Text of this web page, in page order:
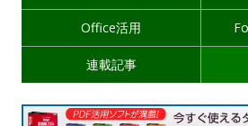
Office活用
連載記事